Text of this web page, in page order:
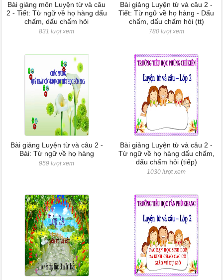
Bài giảng môn Luyện từ và câu
2 - Tiết: Từ ngữ về họ hàng dấu
chấm, dấu chấm hỏi
831 lượt xem
Bài giảng Luyện từ và câu 2 -
Tiết: Từ ngữ về họ hàng - Dấu
chấm, dấu chấm hỏi (tt)
780 lượt xem
Bài giảng Luyện từ và câu 2 -
Bài: Từ ngữ về họ hàng
959 lượt xem
Bài giảng Luyện từ và câu 2 -
Từ ngữ về họ hàng dấu chấm,
dấu chấm hỏi (tiếp)
1030 lượt xem